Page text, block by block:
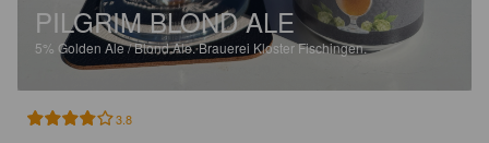
PILGRIM BLOND ALE
5% Golden Ale / Blond Ale.Brauerei Kloster Fischingen.
3.8